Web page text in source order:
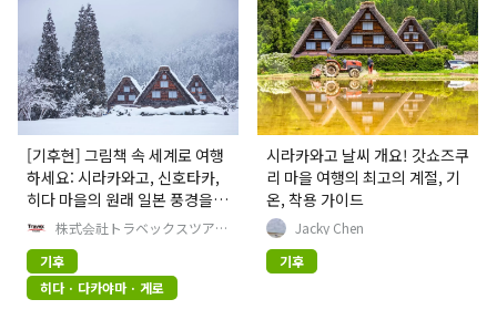
[기후현] 그림책 속 세계로 여행
하세요: 시라카와고, 신호타카,
히다 마을의 원래 일본 풍경을
만나보세요
株式会社トラベックスツアー
ズ
기후
히다 · 다카야마 · 게로
시라카와고 날씨 개요! 갓쇼즈쿠
리 마을 여행의 최고의 계절, 기
온, 착용 가이드
Jacky Chen
기후